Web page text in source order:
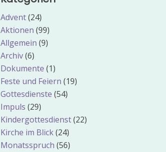
Advent(24)
Aktionen (99)
Allgemein (9)
Archiv(6)
Dokumente (1)
Feste und Feiern (19)
Gottesdienste (54)
Impuls (29)
Kindergottesdienst(22)
Kirche im Blick(24)
Monatsspruch (56)